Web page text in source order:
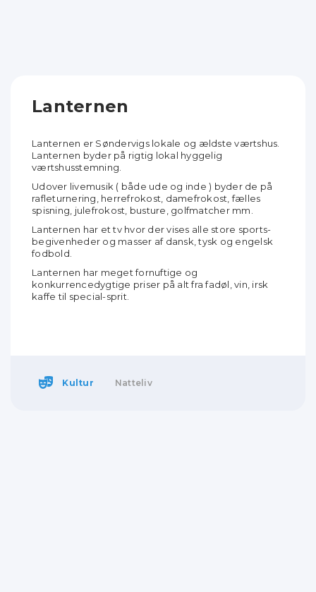
Lanternen
Lanternen er Søndervigs lokale og ældste værtshus.
Lanternen byder på rigtig lokal hyggelig
værtshusstemning.
Udover livemusik ( både ude og inde ) byder de på
rafleturnering, herrefrokost, damefrokost, fælles
spisning, julefrokost, busture, golfmatcher mm.
Lanternen har et tv hvor der vises alle store sports-
begivenheder og masser af dansk, tysk og engelsk
fodbold.
Lanternen har meget fornuftige og
konkurrencedygtige priser på alt fra fadøl, vin, irsk
kaffe til special-sprit.
Kultur Natteliv